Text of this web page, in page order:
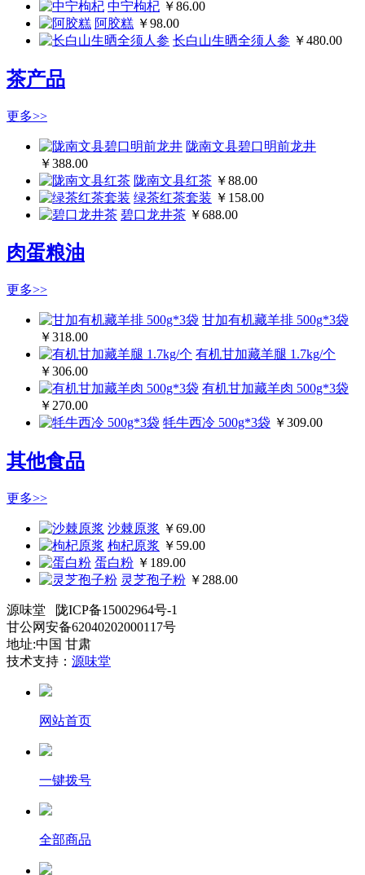
中宁枸杞 ￥86.00
阿胶糕 ￥98.00
长白山生晒全须人参 ￥480.00
茶产品
更多>>
陇南文县碧口明前龙井
￥388.00
陇南文县红茶 ￥88.00
绿茶红茶套装 ￥158.00
碧口龙井茶 ￥688.00
肉蛋粮油
更多>>
甘加有机藏羊排 500g*3袋
￥318.00
有机甘加藏羊腿 1.7kg/个
￥306.00
有机甘加藏羊肉 500g*3袋
￥270.00
牦牛西冷 500g*3袋 ￥309.00
其他食品
更多>>
沙棘原浆 ￥69.00
枸杞原浆 ￥59.00
蛋白粉 ￥189.00
灵芝孢子粉 ￥288.00
源味堂 陇ICP备15002964号-1
甘公网安备62040202000117号
地址:中国 甘肃
技术支持： 源味堂
网站首页
一键拨号
全部商品